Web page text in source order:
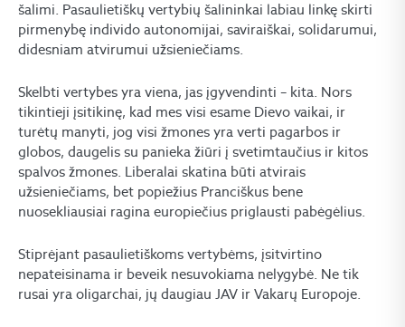
šalimi. Pasaulietiškų vertybių šalininkai labiau linkę skirti
pirmenybę individo autonomijai, saviraiškai, solidarumui,
didesniam atvirumui užsieniečiams.
Skelbti vertybes yra viena, jas įgyvendinti – kita. Nors
tikintieji įsitikinę, kad mes visi esame Dievo vaikai, ir
turėtų manyti, jog visi žmones yra verti pagarbos ir
globos, daugelis su panieka žiūri į svetimtaučius ir kitos
spalvos žmones. Liberalai skatina būti atvirais
užsieniečiams, bet popiežius Pranciškus bene
nuosekliausiai ragina europiečius priglausti pabėgėlius.
Stiprėjant pasaulietiškoms vertybėms, įsitvirtino
nepateisinama ir beveik nesuvokiama nelygybė. Ne tik
rusai yra oligarchai, jų daugiau JAV ir Vakarų Europoje.